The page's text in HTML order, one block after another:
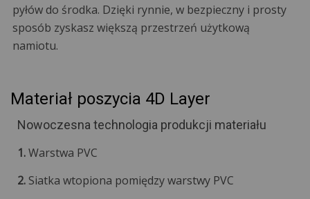
pyłów do środka. Dzięki rynnie, w bezpieczny i prosty
sposób zyskasz większą przestrzeń użytkową
namiotu.
Materiał poszycia 4D Layer
Nowoczesna technologia produkcji materiału
1.Warstwa PVC
2. Siatka wtopiona pomiędzy warstwy PVC